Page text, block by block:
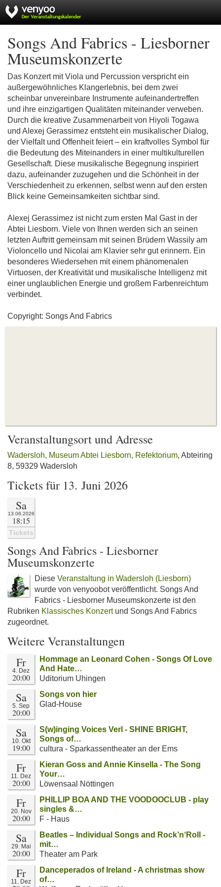
Songs And Fabrics - Liesborner
Museumskonzerte
Das Konzert mit Viola und Percussion verspricht ein
außergewöhnliches Klangerlebnis, bei dem zwei
scheinbar unvereinbare Instrumente aufeinandertreffen
und ihre einzigartigen Qualitäten miteinander verweben.
Durch die kreative Zusammenarbeit von Hiyoli Togawa
und Alexej Gerassimez entsteht ein musikalischer Dialog,
der Vielfalt und Offenheit feiert – ein kraftvolles Symbol für
die Bedeutung des Miteinanders in einer multikulturellen
Gesellschaft. Diese musikalische Begegnung inspiriert
dazu, aufeinander zuzugehen und die Schönheit in der
Verschiedenheit zu erkennen, selbst wenn auf den ersten
Blick keine Gemeinsamkeiten sichtbar sind.
Alexej Gerassimez ist nicht zum ersten Mal Gast in der
Abtei Liesborn. Viele von Ihnen werden sich an seinen
letzten Auftritt gemeinsam mit seinen Brüdern Wassily am
Violoncello und Nicolai am Klavier sehr gut erinnern. Ein
besonderes Wiedersehen mit einem phänomenalen
Virtuosen, der Kreativität und musikalische Intelligenz mit
einer unglaublichen Energie und großem Farbenreichtum
verbindet.
Copyright: Songs And Fabrics
Veranstaltungsort und Adresse
Wadersloh, Museum Abtei Liesborn, Refektorium, Abteiring
8, 59329 Wadersloh
Tickets für 13. Juni 2026
Sa
13.06.2026
18:15
Tickets
Songs And Fabrics - Liesborner
Museumskonzerte
Diese Veranstaltung in Wadersloh (Liesborn)
wurde von venyoobot veröffentlicht. Songs And
Fabrics - Liesborner Museumskonzerte ist den
Rubriken Klassisches Konzertund Songs And Fabrics
zugeordnet.
Weitere Veranstaltungen
Fr
4. Dez
20:00
Hommage an Leonard Cohen - Songs Of Love
And Hate…
Uditorium Uhingen
Sa
5. Sep
20:00
Songs von hier
Glad-House
Sa
10. Okt
19:00
S(w)inging Voices Verl - SHINE BRIGHT,
Songs of…
cultura - Sparkassentheater an der Ems
Fr
11. Dez
20:00
Kieran Goss and Annie Kinsella - The Song
Your…
Löwensaal Nöttingen
Fr
20. Nov
20:00
PHILLIP BOA AND THE VOODOOCLUB - play
singles &…
F - Haus
Sa
29. Mai
20:00
Beatles – Individual Songs and Rock’n‘Roll -
mit…
Theater am Park
Fr
11. Dez
Danceperados of Ireland - A christmas show
of…